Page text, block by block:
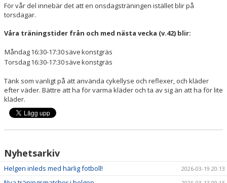
För vår del innebär det att en onsdagsträningen istället blir på
torsdagar.
Våra träningstider från och med nästa vecka (v.42) blir:
Måndag16:30-17:30sävekonstgräs
Torsdag16:30-17:30sävekonstgräs
Tänk som vanligt på att använda cykellyse och reflexer, och kläder
efter väder. Bättre att ha för varma kläder och ta av sig än att ha för lite
kläder.
Nyhetsarkiv
Helgen inleds med härlig fotboll! 2026-03-19 20:13